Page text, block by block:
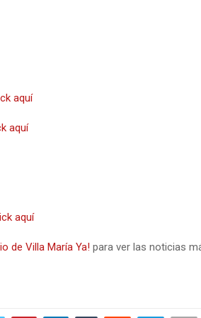
aquí
aquí
aquí
de Villa María Ya! para ver las noticias